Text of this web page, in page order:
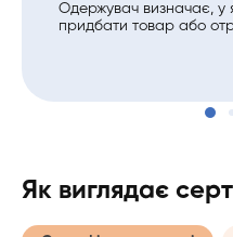
Одержувач визначає, у
придбати товар або
Як виглядає